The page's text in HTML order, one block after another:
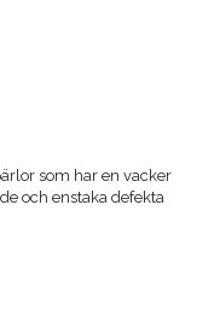
som har en vacker
och enstaka defekta